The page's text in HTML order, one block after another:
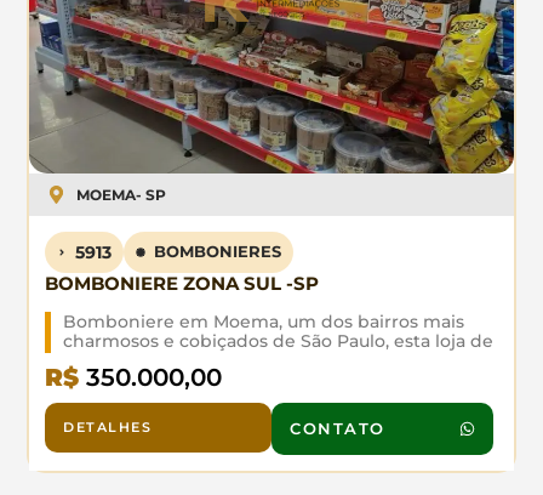
MOEMA- SP
5913 BOMBONIERES
BOMBONIERE ZONA SUL -SP
Bomboniere em Moema, um dos bairros mais
charmosos e cobiçados de São Paulo, esta loja de
doces e bomboniere oferece uma excelente
localização, com alto fluxo de clientes e fácil
acesso. ao metrô. De segunda a sábado, das 8:00
às 20:00 horas. Negócio consolidado e com
grande margem para expansão. Com Ótimo LL
R$ 10.000,00
R$ 350.000,00
DETALHES CONTATO